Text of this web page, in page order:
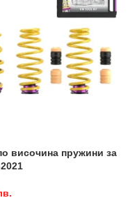
височина пружини за